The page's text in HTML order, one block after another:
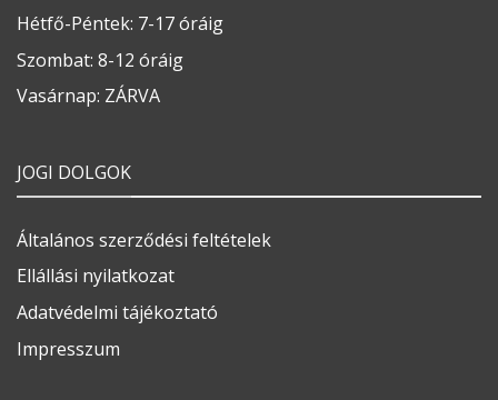
Hétfő-Péntek: 7-17 óráig
Szombat: 8-12 óráig
Vasárnap: ZÁRVA
JOGI DOLGOK
Általános szerződési feltételek
Ellállási nyilatkozat
Adatvédelmi tájékoztató
Impresszum